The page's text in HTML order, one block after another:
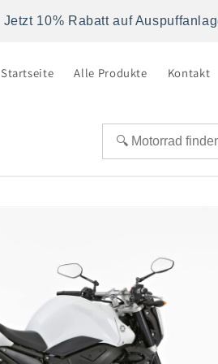
Jetzt 10% Rabatt auf
Startseite Alle Produkte Kontakt